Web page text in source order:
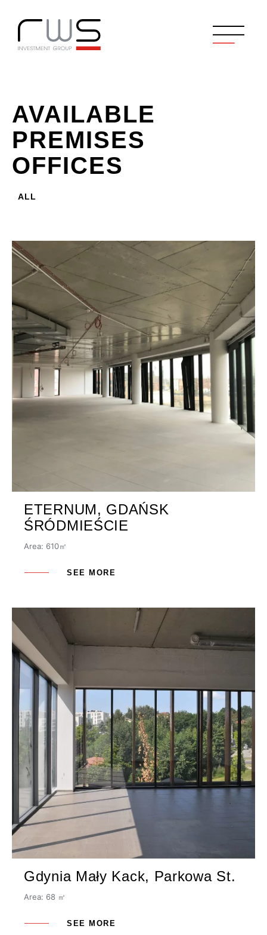
AVAILABLE
PREMISES
OFFICES
ALL
ETERNUM, GDAŃSK
ŚRÓDMIEŚCIE
Area: 610㎡
SEE MORE
Gdynia Mały Kack, Parkowa St.
Area: 68 ㎡
SEE MORE